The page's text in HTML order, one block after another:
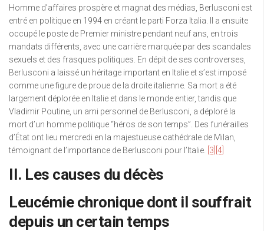
Homme d’affaires prospère et magnat des médias, Berlusconi est
entré en politique en 1994 en créant le parti Forza Italia. Il a ensuite
occupé le poste de Premier ministre pendant neuf ans, en trois
mandats différents, avec une carrière marquée par des scandales
sexuels et des frasques politiques. En dépit de ses controverses,
Berlusconi a laissé un héritage important en Italie et s’est imposé
comme une figure de proue de la droite italienne. Sa mort a été
largement déplorée en Italie et dans le monde entier, tandis que
Vladimir Poutine, un ami personnel de Berlusconi, a déploré la
mort d’un homme politique “héros de son temps”. Des funérailles
d’État ont lieu mercredi en la majestueuse cathédrale de Milan,
témoignant de l’importance de Berlusconi pour l’Italie.
[3] [4]
II. Les causes du décès
Leucémie chronique dont il souffrait
depuis un certain temps